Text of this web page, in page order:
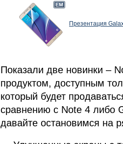
Презентация
Показали две новинки –
продуктом, доступным
который будет
сравнению с Note 4 либо
давайте остановимся на